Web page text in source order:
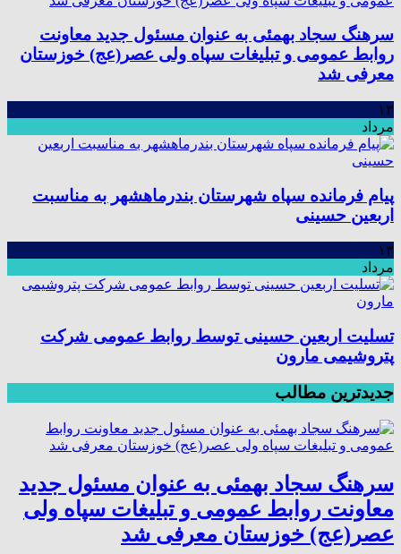
سرهنگ سجاد بهمئی به عنوان مسئول جدید معاونت
روابط عمومی و تبلیغات سپاه ولی عصر(عج) خوزستان
معرفی شد
۱۳
مرداد
پیام فرمانده سپاه شهرستان بندرماهشهر به مناسبت
اربعین حسینی
۱۳
مرداد
تسلیت اربعین حسینی توسط روابط عمومی شرکت
پتروشیمی مارون
جدیدترین مطالب
سرهنگ سجاد بهمئی به عنوان مسئول جدید
معاونت روابط عمومی و تبلیغات سپاه ولی
عصر(عج) خوزستان معرفی شد